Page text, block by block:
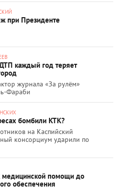
при Президенте
каждый год теряет
журнала «За рулём»
Фараби
бомбили КТК?
на Каспийский
консорциум ударили по
медицинской помощи до
обеспечения